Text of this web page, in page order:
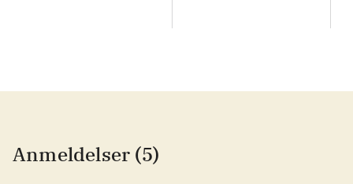
Anmeldelser (5)